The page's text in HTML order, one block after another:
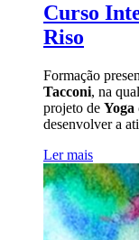
Curso
Riso
Formação
Tacconi, na
projeto de Yoga
desenvolver a
Ler mais